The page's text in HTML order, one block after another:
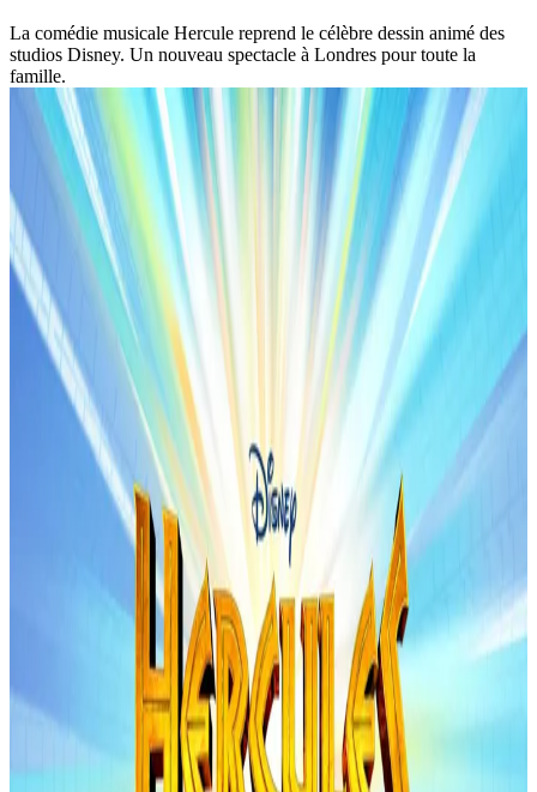
La comédie musicale Hercule reprend le célèbre dessin animé des
studios Disney. Un nouveau spectacle à Londres pour toute la
famille.